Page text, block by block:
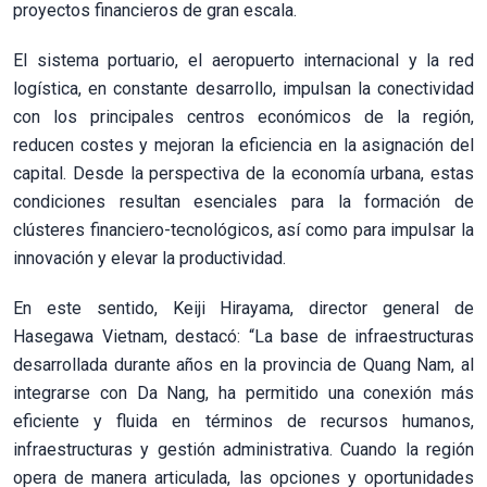
proyectos financieros de gran escala.
El sistema portuario, el aeropuerto internacional y la red
logística, en constante desarrollo, impulsan la conectividad
con los principales centros económicos de la región,
reducen costes y mejoran la eficiencia en la asignación del
capital. Desde la perspectiva de la economía urbana, estas
condiciones resultan esenciales para la formación de
clústeres financiero-tecnológicos, así como para impulsar la
innovación y elevar la productividad.
En este sentido, Keiji Hirayama, director general de
Hasegawa Vietnam, destacó: “La base de infraestructuras
desarrollada durante años en la provincia de Quang Nam, al
integrarse con Da Nang, ha permitido una conexión más
eficiente y fluida en términos de recursos humanos,
infraestructuras y gestión administrativa. Cuando la región
opera de manera articulada, las opciones y oportunidades